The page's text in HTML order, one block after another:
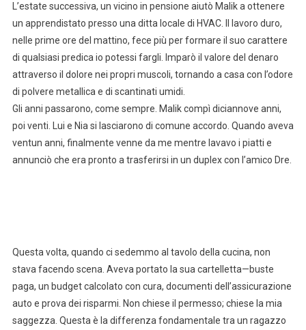
L’estate successiva, un vicino in pensione aiutò Malik a ottenere
un apprendistato presso una ditta locale di HVAC. Il lavoro duro,
nelle prime ore del mattino, fece più per formare il suo carattere
di qualsiasi predica io potessi fargli. Imparò il valore del denaro
attraverso il dolore nei propri muscoli, tornando a casa con l’odore
di polvere metallica e di scantinati umidi.
Gli anni passarono, come sempre. Malik compì diciannove anni,
poi venti. Lui e Nia si lasciarono di comune accordo. Quando aveva
ventun anni, finalmente venne da me mentre lavavo i piatti e
annunciò che era pronto a trasferirsi in un duplex con l’amico Dre.
Questa volta, quando ci sedemmo al tavolo della cucina, non
stava facendo scena. Aveva portato la sua cartelletta—buste
paga, un budget calcolato con cura, documenti dell’assicurazione
auto e prova dei risparmi. Non chiese il permesso; chiese la mia
saggezza. Questa è la differenza fondamentale tra un ragazzo